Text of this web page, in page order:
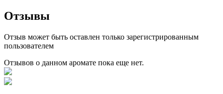
Отзывы
Отзыв может быть оставлен только зарегистрированным
пользователем
Отзывов о данном аромате пока еще нет.